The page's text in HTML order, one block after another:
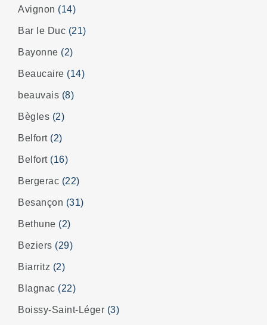
Avignon (14)
Bar le Duc (21)
Bayonne (2)
Beaucaire (14)
beauvais (8)
Bègles (2)
Belfort (2)
Belfort (16)
Bergerac (22)
Besançon (31)
Bethune (2)
Beziers (29)
Biarritz (2)
Blagnac (22)
Boissy-Saint-Léger (3)